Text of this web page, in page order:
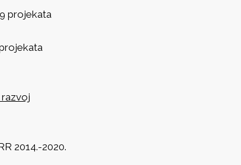
projekata
razvoj
2014.-2020.